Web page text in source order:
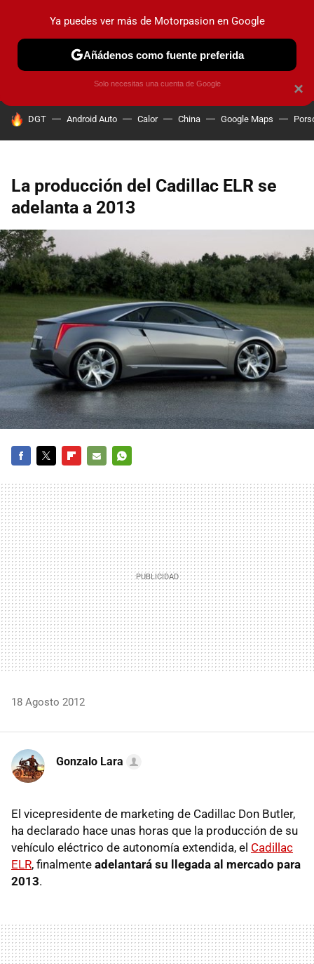
PRUEBAS COCHES ELÉCTRICOS OBSERVATORIO
HOY SE HABLA DE
DGT Android Auto Calor China Google Maps
La producción del Cadillac ELR se
adelanta a 2013
MAIL
18 Agosto 2012
Gonzalo Lara
El vicepresidente de marketing de Cadillac Don Butler,
ha declarado hace unas horas que la producción de su
vehículo eléctrico de autonomía extendida, el Cadillac
ELR, finalmente adelantará su llegada al mercado para
2013.
×
Ya puedes ver más de Motorpasion en Google
Añádenos como fuente preferida
Solo necesitas una cuenta de Google